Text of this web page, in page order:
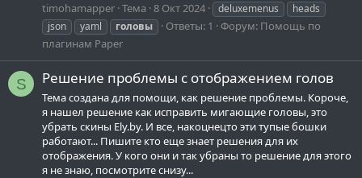
timohamapper Тема 8 Окт 2024 deluxemenus
heads
json
yaml головы Ответы: 1 Форум: Помощь по
плагинам Paper
S Решение проблемы с отображением голов
Тема создана для помощи, как решение проблемы. Короче,
я нашел решение как исправить мигающие головы, это
убрать скины Ely.by. И все, накоцнецто эти тупые бошки
работают... Пишите кто еще знает решения для их
отображения. У кого они и так убраны то решение для этого
я не знаю, посмотрите снизу...